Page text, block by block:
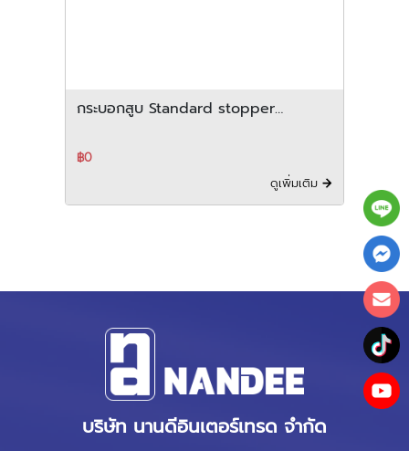
กระบอกสูบ Standard stopper
฿0
ดูเพิ่มเติม
บริษัท นานดีอินเตอร์เทรด จำกัด